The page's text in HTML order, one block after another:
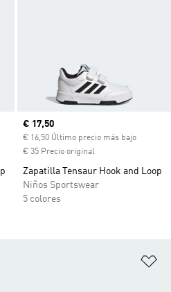
Precio actual
€ 17,50
€ 16,50 Último precio más bajo
€ 35 Precio original
Zapatilla Tensaur Hook and Loop
Niños Sportswear
5 colores